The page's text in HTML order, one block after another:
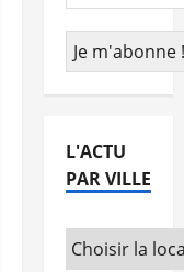
L'ACTU
PAR VILLE